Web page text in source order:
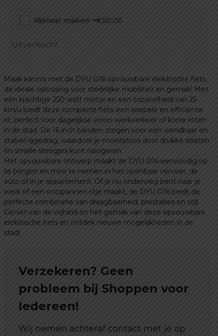
was:
is:
Rijklaar maken +€50,00
Uitverkocht
Maak kennis met de DYU D16 opvouwbare elektrische fiets,
de ideale oplossing voor stedelijke mobiliteit en gemak! Met
een krachtige 250 watt motor en een topsnelheid van 25
km/u biedt deze compacte fiets een soepele en efficiënte
rit, perfect voor dagelijkse woon-werkverkeer of korte ritten
in de stad. De 16 inch banden zorgen voor een wendbaar en
stabiel rijgedrag, waardoor je moeiteloos door drukke straten
en smalle steegjes kunt navigeren.
Het opvouwbare ontwerp maakt de DYU D16 eenvoudig op
te bergen en mee te nemen in het openbaar vervoer, de
auto of in je appartement. Of je nu onderweg bent naar je
werk of een ontspannen ritje maakt, de DYU D16 biedt de
perfecte combinatie van draagbaarheid, prestaties en stijl.
Geniet van de vrijheid en het gemak van deze opvouwbare
elektrische fiets en ontdek nieuwe mogelijkheden in de
stad!
Verzekeren? Geen
probleem bij Shoppen voor
Iedereen!
Wij nemen achteraf contact met je op